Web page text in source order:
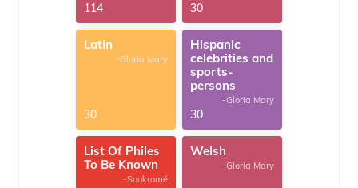
114 30
Latin
-Gloria Mary
30
Hispanic
celebrities and
sports-
persons
-Gloria Mary
30
List Of Philes
To Be Known
-Soukromé
Welsh
-Gloria Mary